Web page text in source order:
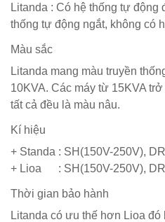
Litanda : Có hệ thống tự
thống tự động ngắt, không có
Màu sắc
Litanda mang màu truyền
10KVA. Các máy từ 15KVA
tất cả đều là màu nâu.
Kí hiệu
+ Standa : SH(150V-250V),
+ Lioa : SH(150V-250V),
Thời gian bảo hành
Litanda có ưu thế hơn Lioa